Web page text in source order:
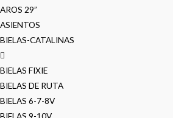
AROS 29”
ASIENTOS
BIELAS-CATALINAS
BIELAS FIXIE
BIELAS DE RUTA
BIELAS 6-7-8V
BIELAS 9-10V